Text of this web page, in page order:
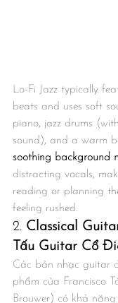
Lo-Fi Jazz typically
beats and uses soft
piano, jazz drums
sound), and a warm
soothing background
distracting vocals,
reading or planning
feeling rushed.
2. Classical
Tấu Guitar Cổ
Các bản nhạc guitar
phẩm của Francisco
Brouwer) có khả